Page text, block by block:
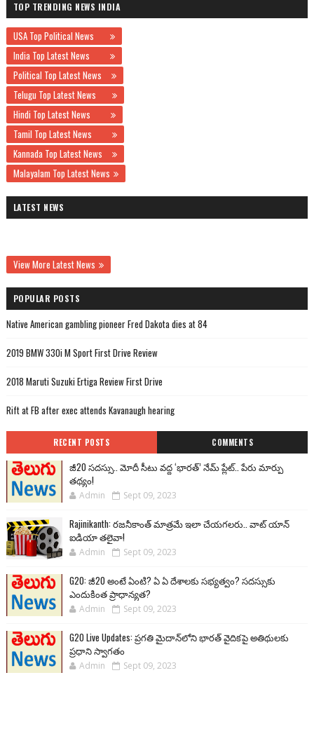
TOP TRENDING NEWS INDIA
USA Top Political News
India Top Latest News
Political Top Latest News
Telugu Top Latest News
Hindi Top Latest News
Tamil Top Latest News
Kannada Top Latest News
Malayalam Top Latest News
LATEST NEWS
View More Latest News
POPULAR POSTS
Native American gambling pioneer Fred Dakota dies at 84
2019 BMW 330i M Sport First Drive Review
2018 Maruti Suzuki Ertiga Review First Drive
Rift at FB after exec attends Kavanaugh hearing
RECENT POSTS COMMENTS
జీ20 సదస్సు.. మోదీ సీటు వద్ద ‘భారత్’ నేమ్ ప్లేట్‌.. పేరు మార్పు
తథ్యం!
Admin Sept 09, 2023
Rajinikanth: రజనీకాంత్ మాత్రమే ఇలా చేయగలరు.. వాట్ యాన్
ఐడియా తలైవా!
Admin Sept 09, 2023
G20: జీ20 అంటే ఏంటి? ఏ ఏ దేశాలకు సభ్యత్వం? సదస్సుకు
ఎందుకింత ప్రాధాన్యత?
Admin Sept 09, 2023
G20 Live Updates: ప్రగతి మైదాన్‌లోని భారత్ వైదికపై అతిథులకు
ప్రధాని స్వాగతం
Admin Sept 09, 2023